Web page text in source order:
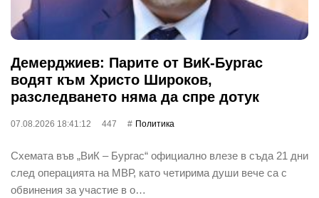
Демерджиев: Парите от ВиК-Бургас
водят към Христо Широков,
разследването няма да спре дотук
07.08.2026 18:41:12 447 Политика
Схемата във „ВиК – Бургас“ официално влезе в съда 21 дни
след операцията на МВР, като четирима души вече са с
обвинения за участие в о…